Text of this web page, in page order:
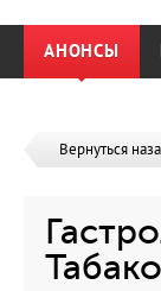
АНОНСЫ
Вернуться